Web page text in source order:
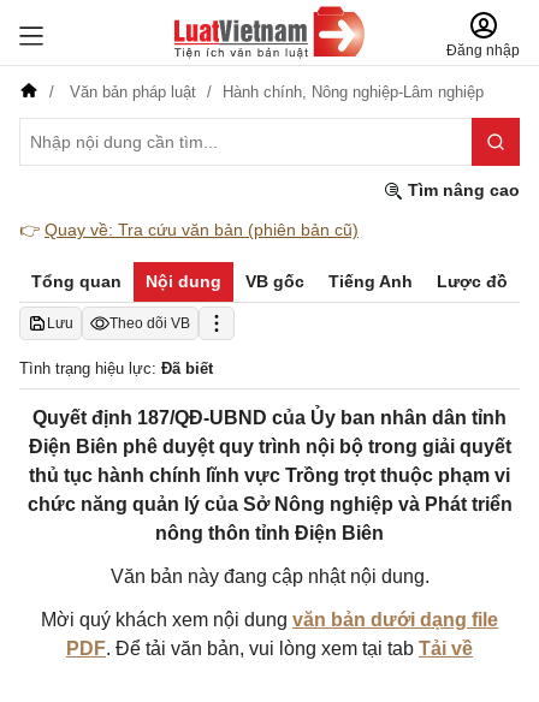
Đăng nhập
Văn bản pháp luật Hành chính, Nông nghiệp-Lâm nghiệp
Tìm nâng cao
👉 Quay về: Tra cứu văn bản (phiên bản cũ)
Tổng quan Nội dung VB gốc Tiếng Anh Lược đồ
Lưu Theo dõi VB
Tình trạng hiệu lực: Đã biết
Quyết định 187/QĐ-UBND của Ủy ban nhân dân tỉnh
Điện Biên phê duyệt quy trình nội bộ trong giải quyết
thủ tục hành chính lĩnh vực Trồng trọt thuộc phạm vi
chức năng quản lý của Sở Nông nghiệp và Phát triển
nông thôn tỉnh Điện Biên
Văn bản này đang cập nhật nội dung.
Mời quý khách xem nội dung văn bản dưới dạng file
PDF. Để tải văn bản, vui lòng xem tại tab Tải về